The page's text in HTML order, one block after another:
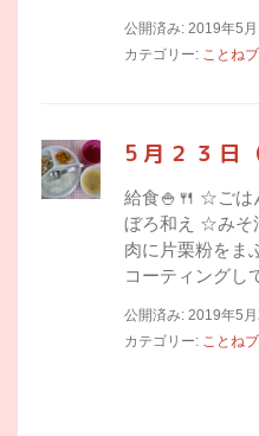
公開済み: 2019年5月
カテゴリー: ことね
5月２３日
給食🍚🍴 ☆ご
ぼろ和え ☆み
肉に片栗粉をま
コーティングし
公開済み: 2019年5月
カテゴリー: ことね